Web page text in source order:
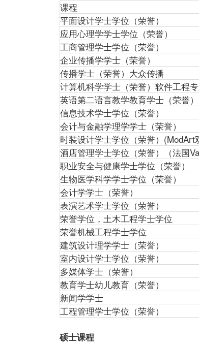
课程
平面设计学士学位（荣誉）
应用心理学学士学位（荣誉）
工商管理学士学位（荣誉）
企业传播学学士（荣誉）
传播学士（荣誉）大众传播
计算机科学学士（荣誉）软件工程
英语第二语言教学教育学士（荣誉
信息技术学士学位（荣誉）
会计与金融学理学学士（荣誉）
时装设计学士学位（荣誉）(ModArt
酒店管理学士学位（荣誉）（法国
职业安全与健康学士学位（荣誉）
生物医学科学学士学位（荣誉）
会计学学士（荣誉）
表演艺术学士学位（荣誉）
荣誉学位，土木工程学士学位
荣誉机械工程学士学位
建筑设计理学学士（荣誉）
室内设计学士学位（荣誉）
多媒体学士（荣誉）
教育学士幼儿教育（荣誉）
新闻学学士
工程管理学士学位（荣誉）
硕士课程